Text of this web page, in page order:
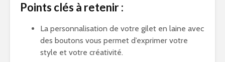
Points clés à retenir :
La personnalisation de votre gilet en laine avec
des boutons vous permet d’exprimer votre
style et votre créativité.